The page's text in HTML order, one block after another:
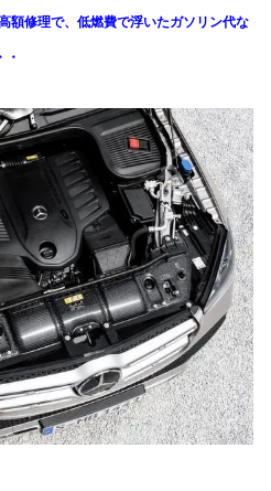
額修理で、低燃費で浮いたガソリン代な
・